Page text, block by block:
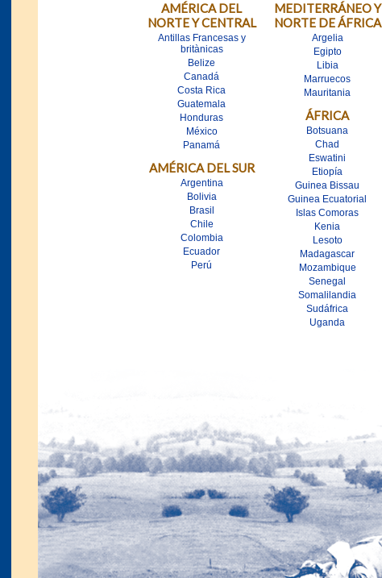
AMÉRICA DEL
NORTE Y CENTRAL
Antillas Francesas y
britànicas
Belize
Canadá
Costa Rica
Guatemala
Honduras
México
Panamá
AMÉRICA DEL SUR
Argentina
Bolivia
Brasil
Chile
Colombia
Ecuador
Perú
MEDITERRÁNEO Y
NORTE DE ÁFRICA
Argelia
Egipto
Libia
Marruecos
Mauritania
ÁFRICA
Botsuana
Chad
Eswatini
Etiopía
Guinea Bissau
Guinea Ecuatorial
Islas Comoras
Kenia
Lesoto
Madagascar
Mozambique
Senegal
Somalilandia
Sudáfrica
Uganda